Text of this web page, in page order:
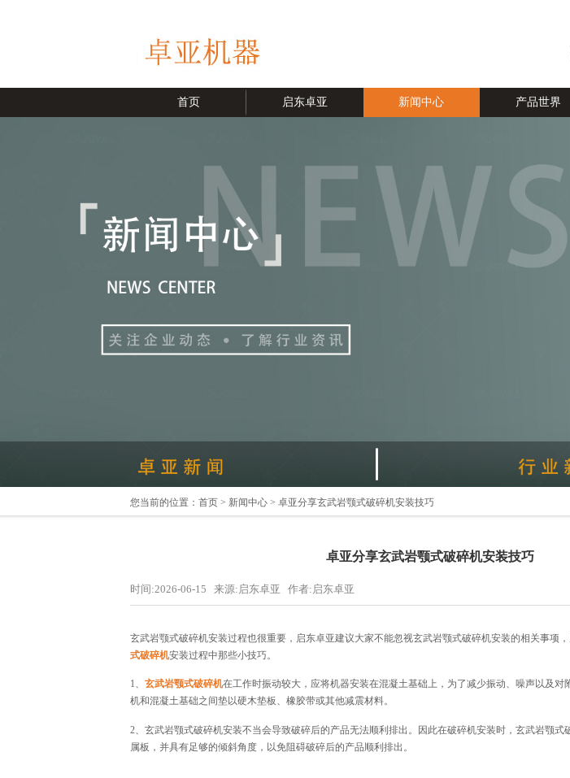
首页 启东卓亚 新闻中心 产品世界
您当前的位置： 首页 > 新闻中心 > 卓亚分享玄武岩颚式破碎机安装技巧
卓亚分享玄武岩颚式破碎机安装技巧
时间:2026-06-15 来源:启东卓亚 作者:启东卓亚
玄武岩颚式破碎机安装过程也很重要，启东卓亚建议大家不能忽视玄武岩颚式破碎机安装的相关事项
式破碎机安装过程中那些小技巧。
1、 玄武岩颚式破碎机在工作时振动较大，应将机器安装在混凝土基础上，为了减少振动、噪声以及对
机和混凝土基础之间垫以硬木垫板、橡胶带或其他减震材料。
2、玄武岩颚式破碎机安装不当会导致破碎后的产品无法顺利排出。因此在破碎机安装时，玄武岩颚式
属板，并具有足够的倾斜角度，以免阻碍破碎后的产品顺利排出。